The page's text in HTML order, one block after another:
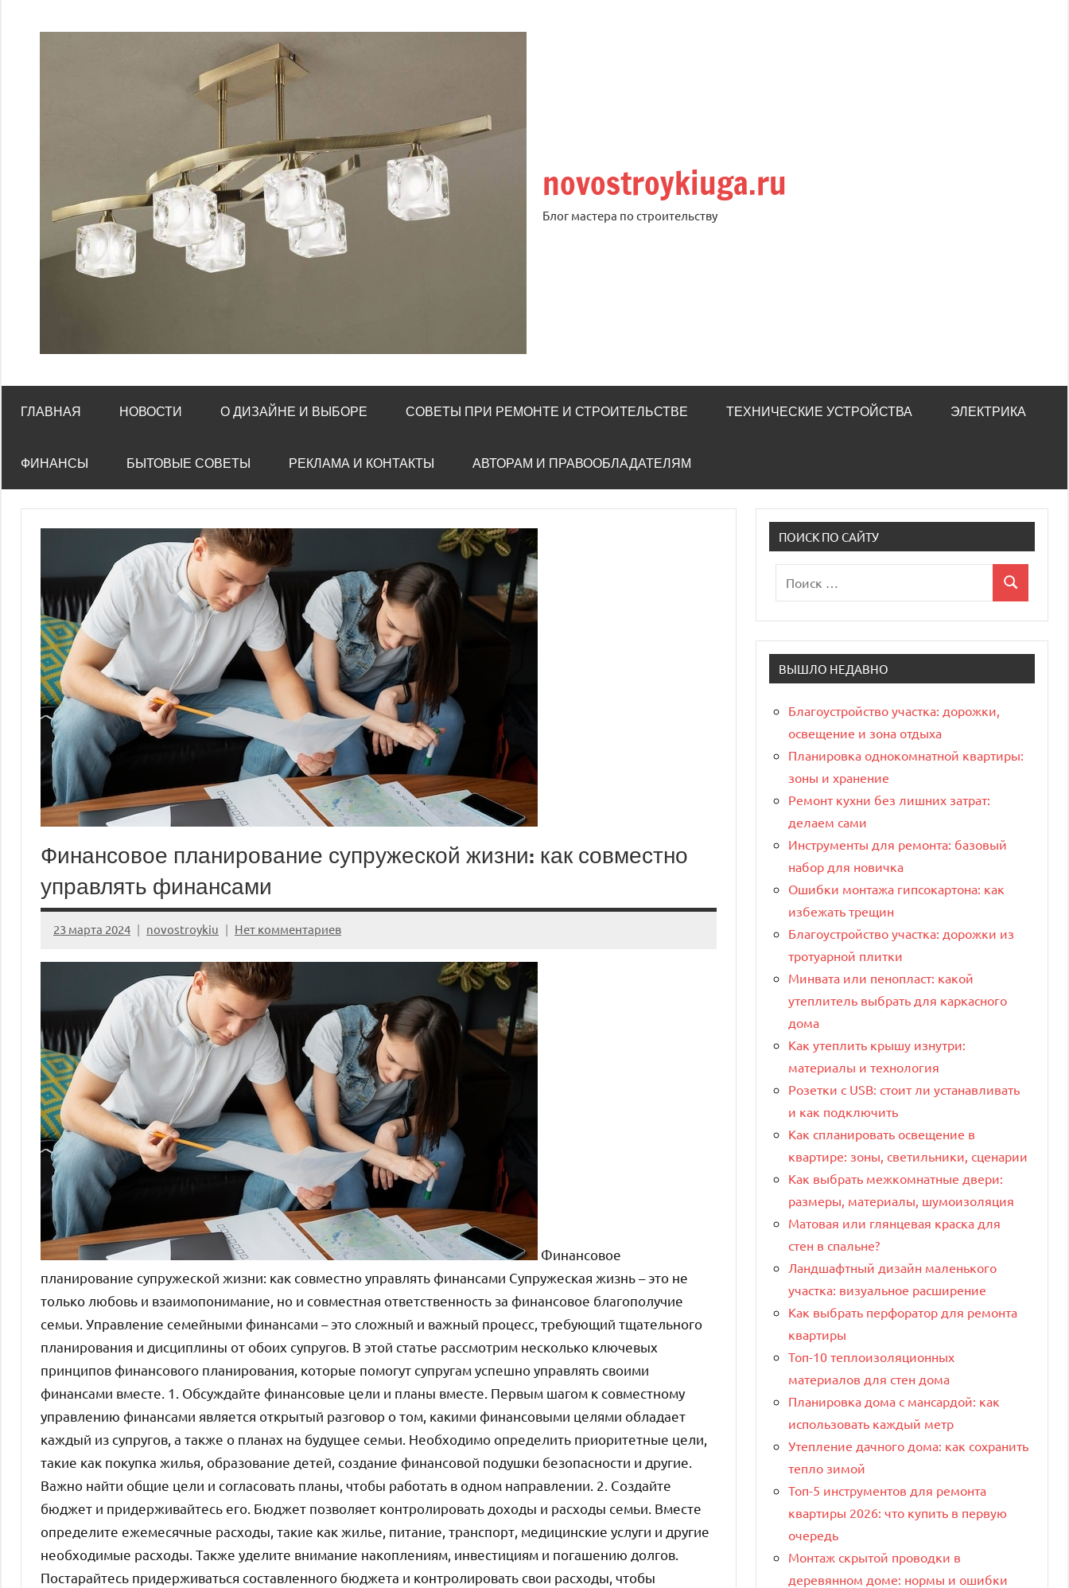
novostroykiuga.ru
Блог мастера по строительству
ГЛАВНАЯ НОВОСТИ О ДИЗАЙНЕ И ВЫБОРЕ СОВЕТЫ ПРИ РЕМОНТЕ И СТРОИТЕЛЬСТВЕ ТЕХНИЧЕСКИЕ УСТРОЙСТВА ЭЛЕКТРИКА
ФИНАНСЫ БЫТОВЫЕ СОВЕТЫ РЕКЛАМА И КОНТАКТЫ АВТОРАМ И ПРАВООБЛАДАТЕЛЯМ
Финансовое планирование супружеской жизни: как совместно
управлять финансами
23 марта 2024 novostroykiu Нет комментариев
Финансовое
планирование супружеской жизни: как совместно управлять финансами Супружеская жизнь – это не
только любовь и взаимопонимание, но и совместная ответственность за финансовое благополучие
семьи. Управление семейными финансами – это сложный и важный процесс, требующий тщательного
планирования и дисциплины от обоих супругов. В этой статье рассмотрим несколько ключевых
принципов финансового планирования, которые помогут супругам успешно управлять своими
финансами вместе. 1. Обсуждайте финансовые цели и планы вместе. Первым шагом к совместному
управлению финансами является открытый разговор о том, какими финансовыми целями обладает
каждый из супругов, а также о планах на будущее семьи. Необходимо определить приоритетные цели,
такие как покупка жилья, образование детей, создание финансовой подушки безопасности и другие.
Важно найти общие цели и согласовать планы, чтобы работать в одном направлении. 2. Создайте
бюджет и придерживайтесь его. Бюджет позволяет контролировать доходы и расходы семьи. Вместе
определите ежемесячные расходы, такие как жилье, питание, транспорт, медицинские услуги и другие
необходимые расходы. Также уделите внимание накоплениям, инвестициям и погашению долгов.
Постарайтесь придерживаться составленного бюджета и контролировать свои расходы, чтобы
ПОИСК ПО САЙТУ
для:
Поиск
ВЫШЛО НЕДАВНО
Благоустройство участка: дорожки,
освещение и зона отдыха
Планировка однокомнатной квартиры:
зоны и хранение
Ремонт кухни без лишних затрат:
делаем сами
Инструменты для ремонта: базовый
набор для новичка
Ошибки монтажа гипсокартона: как
избежать трещин
Благоустройство участка: дорожки из
тротуарной плитки
Минвата или пенопласт: какой
утеплитель выбрать для каркасного
дома
Как утеплить крышу изнутри:
материалы и технология
Розетки с USB: стоит ли устанавливать
и как подключить
Как спланировать освещение в
квартире: зоны, светильники, сценарии
Как выбрать межкомнатные двери:
размеры, материалы, шумоизоляция
Матовая или глянцевая краска для
стен в спальне?
Ландшафтный дизайн маленького
участка: визуальное расширение
Как выбрать перфоратор для ремонта
квартиры
Топ-10 теплоизоляционных
материалов для стен дома
Планировка дома с мансардой: как
использовать каждый метр
Утепление дачного дома: как сохранить
тепло зимой
Топ-5 инструментов для ремонта
квартиры 2026: что купить в первую
очередь
Монтаж скрытой проводки в
деревянном доме: нормы и ошибки